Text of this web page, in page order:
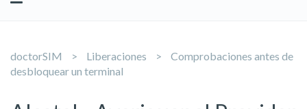
doctorSIM Liberaciones
Comprobaciones antes de
desbloquear un terminal